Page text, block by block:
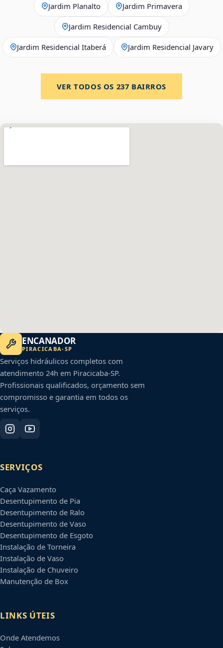
Jardim Planalto Jardim Primavera
Jardim Residencial Cambuy
Jardim Residencial Itaberá Jardim Residencial Javary
VER TODOS OS 237 BAIRROS
ENCANADOR
PIRACICABA-SP
Serviços hidráulicos completos com
atendimento 24h em Piracicaba-SP.
Profissionais qualificados, orçamento sem
compromisso e garantia em todos os
serviços.
SERVIÇOS
Caça Vazamento
Desentupimento de Pia
Desentupimento de Ralo
Desentupimento de Vaso
Desentupimento de Esgoto
Instalação de Torneira
Instalação de Vaso
Instalação de Chuveiro
Manutenção de Box
LINKS ÚTEIS
Onde Atendemos